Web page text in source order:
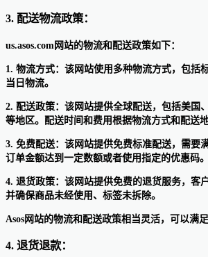
3. 配送物流政策：
us.asos.com网站的物流和配送政策如下：
1. 物流方式：该网站使用多种物流方式，包括
当日物流。
2. 配送政策：该网站提供全球配送，包括美国
等地区。配送时间和费用根据物流方式和配送地
3. 免费配送：该网站提供免费标准配送，需要
订单金额达到一定数额或者使用指定的优惠码。
4. 退货政策：该网站提供免费的退货服务，客
并确保商品未经使用、标签未拆除。
Asos网站的物流和配送政策相当灵活，可以满
4. 退货退款：